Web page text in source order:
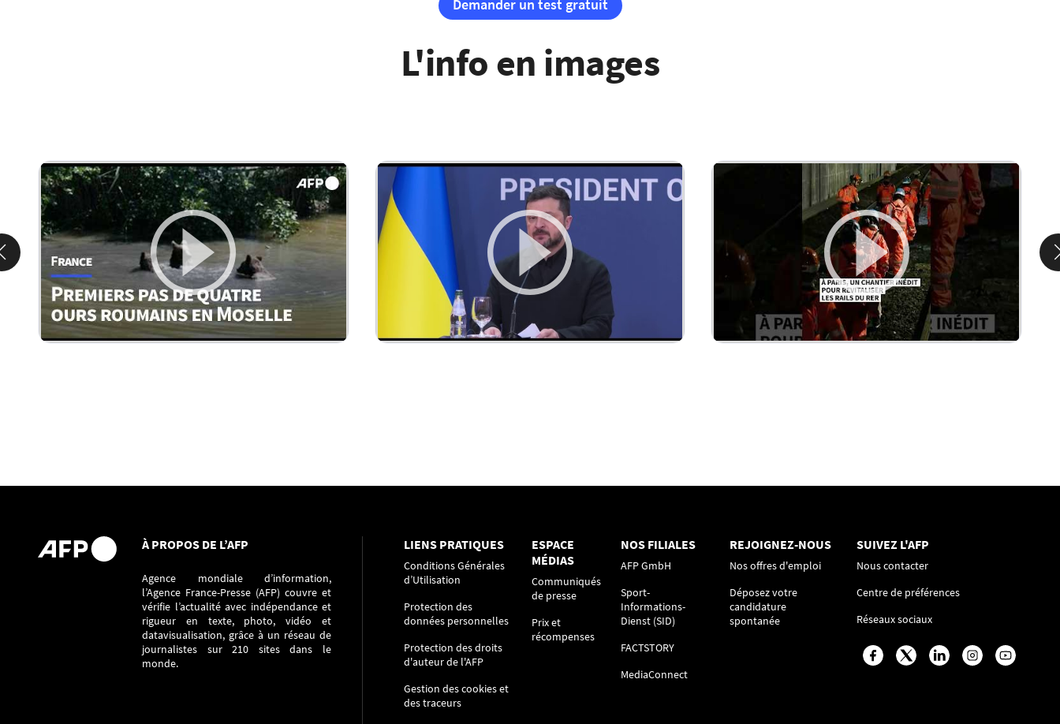
Demander un test gratuit
L'info en images
À PROPOS DE L’AFP
Agence mondiale d’information,
l’Agence France-Presse (AFP) couvre et
vérifie l’actualité avec indépendance et
rigueur en texte, photo, vidéo et
datavisualisation, grâce à un réseau de
journalistes sur 210 sites dans le
monde.
LIENS PRATIQUES
Conditions Générales
d’Utilisation
Protection des
données personnelles
Protection des droits
d'auteur de l'AFP
Gestion des cookies et
des traceurs
ESPACE
MÉDIAS
Communiqués
de presse
Prix et
récompenses
NOS FILIALES
AFP GmbH
Sport-
Informations-
Dienst (SID)
FACTSTORY
MediaConnect
REJOIGNEZ-NOUS
Nos offres d'emploi
Déposez votre
candidature
spontanée
SUIVEZ L'AFP
Nous contacter
Centre de préférences
Réseaux sociaux